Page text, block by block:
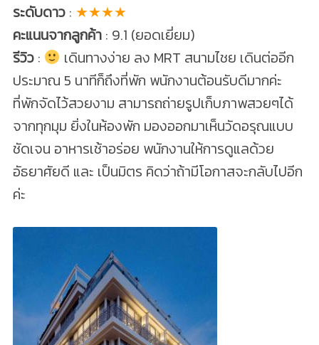
ระดับดาว: ★★★★
คะแนนจากลูกค้า: 9.1 (ยอดเยี่ยม)
รีวิว:
เดินทางง่าย ลง MRT สนามไชย เดินต่ออีก
ประมาณ 5 นาทีก็ถึงที่พัก พนักงานต้อนรับดีมากค่ะ
ที่พักจัดไว้สวยงาม สามารถถ่ายรูปเก็บภาพสวยๆได้
จากทุกมุม ยิ่งในห้องพัก มองออกมาเห็นวัดอรุณแบบ
ชัดเจน อาหารเช้าอร่อย พนักงานให้การดูแลด้วย
อัธยาศัยดี และ เป็นมิตร คิดว่าถ้ามีโอกาสจะกลับไปอีก
ค่ะ